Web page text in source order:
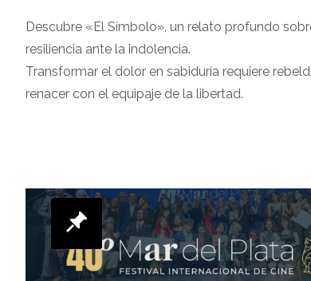
Descubre «El Símbolo», un relato profundo
resiliencia ante la indolencia.
Transformar el dolor en sabiduría requiere
renacer con el equipaje de la libertad.